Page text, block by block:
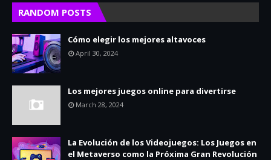
RANDOM POSTS
Cómo elegir los mejores altavoces
April 30, 2024
Los mejores juegos online para divertirse
March 28, 2024
La Evolución de los Videojuegos: Los Juegos en
el Metaverso como la Próxima Gran Revolución